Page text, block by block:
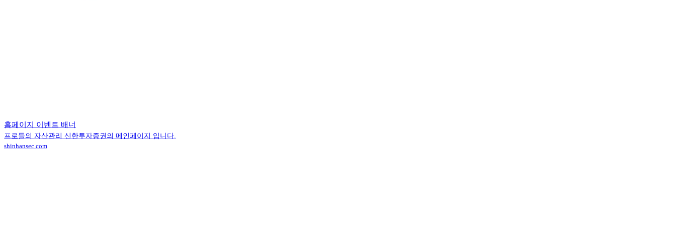
홈페이지 이벤트 배너
프로들의 자산관리 신한투자증권의 메인페이지 입니다.
shinhansec.com